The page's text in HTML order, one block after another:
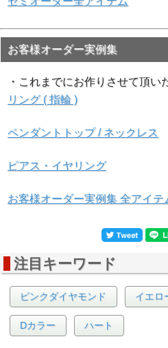
▲GIA カラーダイヤモンドレポ
お客様オーダー実例集
・これまでにお作りさせて頂い
リング ( 指輪 )
ペンダントトップ / ネックレス
ピアス・イヤリング
お客様オーダー実例集 全アイテ
注目キーワード
ピンクダイヤモンド イエロ
Dカラー ハート